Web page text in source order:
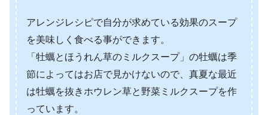
アレンジレシピで自分が求めている効果のスープ
を美味しく食べる事ができます。
「牡蠣とほうれん草のミルクスープ」の牡蠣は季
節によってはお店で見かけないので、真夏な最近
は牡蠣を抜きホウレン草と野菜ミルクスープを作
っています。